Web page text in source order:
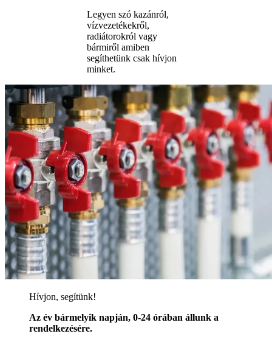
Legyen szó kazánról,
vízvezetékekről,
radiátorokról vagy
bármiről amiben
segíthetünk csak hívjon
minket.
Hívjon, segítünk!
Az év bármelyik napján, 0-24 órában állunk a
rendelkezésére.